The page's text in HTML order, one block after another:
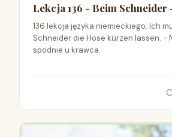
Lekcja 136 - Beim Schneider
136 lekcja języka niemieckiego. Ich
Schneider die Hose kürzen lassen. -
spodnie u krawca.